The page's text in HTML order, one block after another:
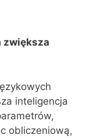
zwiększa
inteligencja
obliczeniową,